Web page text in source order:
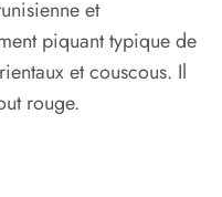
et
piquant typique de
et couscous. Il
rouge.